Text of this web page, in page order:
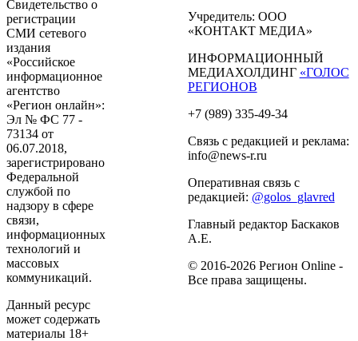
Свидетельство о
регистрации
СМИ сетевого
издания
«Российское
информационное
агентство
«Регион онлайн»:
Эл № ФС 77 -
73134 от
06.07.2018,
зарегистрировано
Федеральной
службой по
надзору в сфере
связи,
информационных
технологий и
массовых
коммуникаций.
Данный ресурс
может содержать
материалы 18+
Учредитель: ООО
«КОНТАКТ МЕДИА»
ИНФОРМАЦИОННЫЙ
МЕДИАХОЛДИНГ «ГОЛОС
РЕГИОНОВ
+7 (989) 335-49-34
Связь с редакцией и реклама:
info@news-r.ru
Оперативная связь с
редакцией: @golos_glavred
Главный редактор Баскаков
А.Е.
© 2016-2026 Регион Online -
Все права защищены.